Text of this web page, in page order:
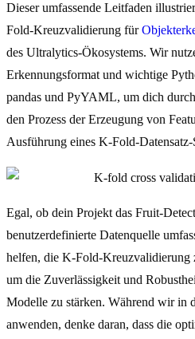
Dieser umfassende Leitfaden
Fold-Kreuzvalidierung für
des Ultralytics-Ökosystems. Wir
Erkennungsformat und wichtige
pandas und PyYAML, um dich
den Prozess der Erzeugung von
Ausführung eines K-Fold-
Egal, ob dein Projekt das Fruit-
benutzerdefinierte Datenquelle
helfen, die K-Fold-Kreuzvalidierung
um die Zuverlässigkeit und
Modelle zu stärken. Während wir in
anwenden, denke daran, dass die